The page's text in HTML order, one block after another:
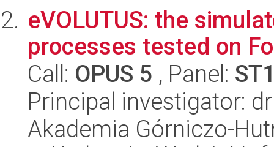
eVOLUTUS: the
processes tested on
Call: OPUS 5 , Panel:
Principal investigator:
Akademia Górniczo-